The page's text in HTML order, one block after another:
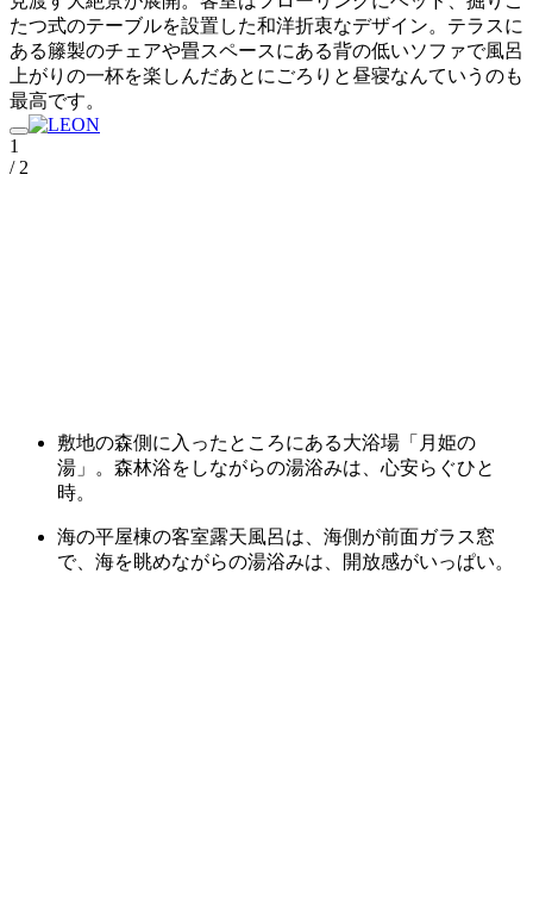
たつ式のテーブルを設置した和洋折衷なデザイン。テラスに
ある籐製のチェアや畳スペースにある背の低いソファで風呂
上がりの一杯を楽しんだあとにごろりと昼寝なんていうのも
最高です。
1
/ 2
敷地の森側に入ったところにある大浴場「月姫の
湯」。森林浴をしながらの湯浴みは、心安らぐひと
時。
海の平屋棟の客室露天風呂は、海側が前面ガラス窓
で、海を眺めながらの湯浴みは、開放感がいっぱい。